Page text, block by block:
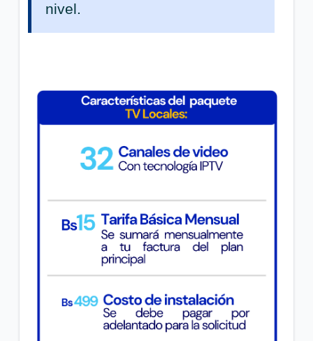
Actualizamos tu grilla Básica de tu plan | Tigo
Actualizamos la grilla Lite de tu plan | Tigo Hogar
nivel.